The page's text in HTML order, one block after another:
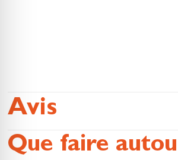
Avis
Que faire